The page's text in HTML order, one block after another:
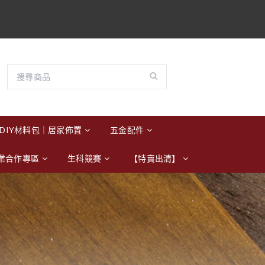
DIY材料包｜居家佈置 五金配件
合作專區 生科競賽 【特賣出清】